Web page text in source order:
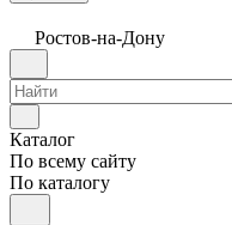
Ростов-на-Дону
Каталог
По всему сайту
По каталогу